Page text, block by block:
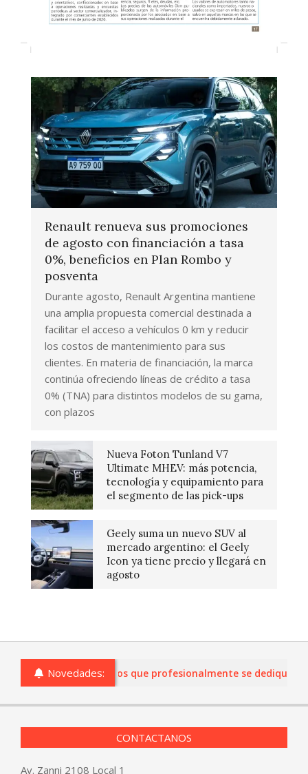
Renault renueva sus promociones
de agosto con financiación a tasa
0%, beneficios en Plan Rombo y
posventa
Durante agosto, Renault Argentina mantiene
una amplia propuesta comercial destinada a
facilitar el acceso a vehículos 0 km y reducir
los costos de mantenimiento para sus
clientes. En materia de financiación, la marca
continúa ofreciendo líneas de crédito a tasa
0% (TNA) para distintos modelos de su gama,
con plazos
Nueva Foton Tunland V7
Ultimate MHEV: más potencia,
tecnología y equipamiento para
el segmento de las pick-ups
Geely suma un nuevo SUV al
mercado argentino: el Geely
Icon ya tiene precio y llegará en
agosto
Novedades:
de Entre Ríos que profesionalmente se dediquen a
CONTACTANOS
Av. Zanni 2108 Local 1